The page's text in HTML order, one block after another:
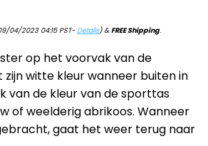
04/2023 04:15 PST-Details)&FREE Shipping.
op het voorvak van de
witte kleur wanneer buiten in
van de kleur van de sporttas
of weelderig abrikoos. Wanneer
gaat het weer terug naar